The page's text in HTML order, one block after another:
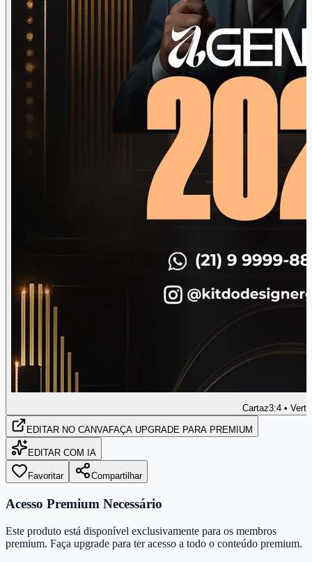
Cartaz3:4 •
EDITAR NO CANVAFAÇA UPGRADE PARA PREMIUM
EDITAR COM IA
Favoritar Compartilhar
Acesso Premium Necessário
Este produto está disponível exclusivamente para os membros
premium. Faça upgrade para ter acesso a todo o conteúdo premium.